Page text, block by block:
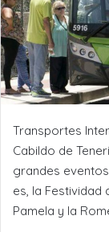
Transportes
Cabildo de
grandes
es, la Festividad
Pamela y la